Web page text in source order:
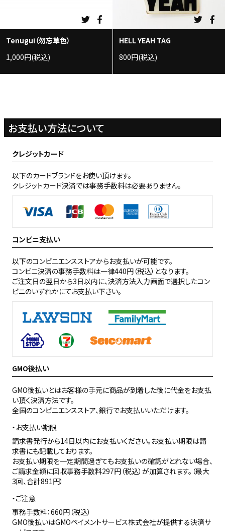
Tenugui（勿忘草色）
1,000円(税込)
HELL YEAH TAG
800円(税込)
お支払い方法について
クレジットカード
以下のカードブランドをお使い頂けます。
クレジットカード決済では事務手数料は必要ありません。
コンビニ支払い
以下のコンビニエンスストアからお支払いが可能です。
コンビニ決済の事務手数料は一律440円（税込）となります。
ご注文日の翌日から3日以内に、決済方法入力画面で選択したコン
ビニのいずれかにてお支払い下さい。
GMO後払い
GMO後払いとはお客様の手元に商品が到着した後に代金をお支払
い頂く決済方法です。
全国のコンビニエンスストア、銀行でお支払いいただけます。
お支払い期限
請求書発行から14日以内にお支払いください。お支払い期限は請
求書にも記載しております。
お支払い期限を一定期間過ぎてもお支払いの確認がとれない場合、
ご請求金額に回収事務手数料297円（税込）が加算されます。（最大
3回、合計891円）
ご注意
事務手数料：660円（税込）
GMO後払いはGMOペイメントサービス株式会社が提供する決済サ